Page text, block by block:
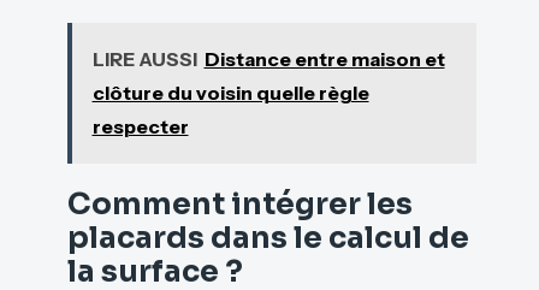
LIRE AUSSI Distance entre maison et
clôture du voisin quelle règle
respecter
Comment intégrer les
placards dans le calcul de
la surface ?